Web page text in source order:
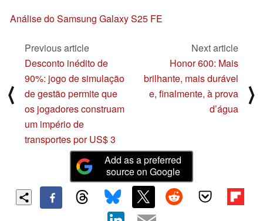
Análise do Samsung Galaxy S25 FE
⟨
Previous article
Desconto inédito de
90%: jogo de simulação
de gestão permite que
os jogadores construam
um império de
transportes por US$ 3
Next article
Honor 600: Mais
brilhante, mais durável
e, finalmente, à prova
d’água
⟩
Add as a preferred
source on Google